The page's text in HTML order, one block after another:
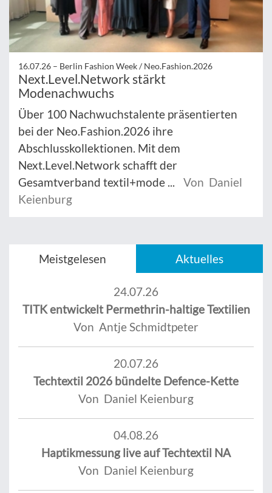
16.07.26 – Berlin Fashion Week / Neo.Fashion.2026
Next.Level.Network stärkt
Modenachwuchs
Über 100 Nachwuchstalente präsentierten
bei der Neo.Fashion.2026 ihre
Abschlusskollektionen. Mit dem
Next.Level.Network schafft der
Gesamtverband textil+mode ...
Von Daniel
Keienburg
Meistgelesen Aktuelles
24.07.26
TITK entwickelt Permethrin-haltige Textilien
Von Antje Schmidtpeter
20.07.26
Techtextil 2026 bündelte Defence-Kette
Von Daniel Keienburg
04.08.26
Haptikmessung live auf Techtextil NA
Von Daniel Keienburg